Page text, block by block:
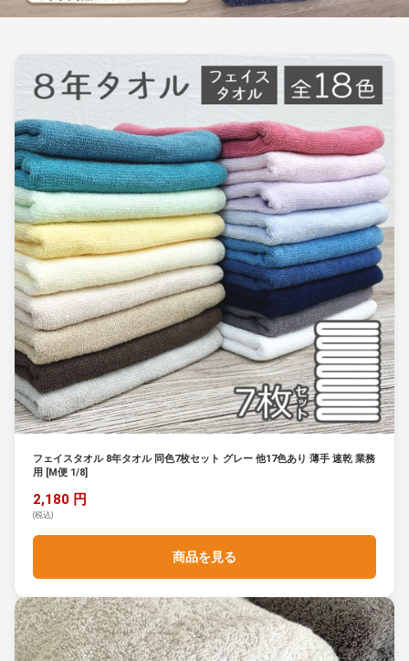
フェイスタオル 8年タオル 同色7枚セット グレー 他17色あり 薄手 速乾 業務
用 [M便 1/8]
2,180 円
(税込)
商品を見る